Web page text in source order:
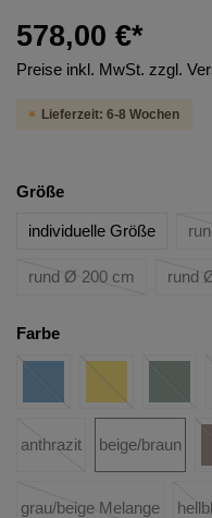
578,00 €*
Preise inkl. MwSt. zzgl.
Lieferzeit: 6-8 Wochen
Größe
individuelle Größe
rund Ø 200 cm rund
Farbe
anthrazit beige/braun
grau/beige Melange